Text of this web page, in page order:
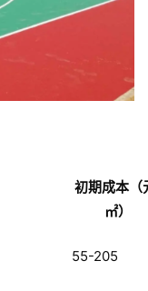
初期成本（
㎡）
55-205